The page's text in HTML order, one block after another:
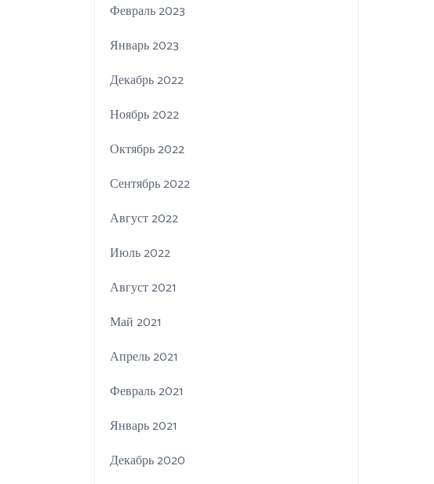
Февраль 2023
Январь 2023
Декабрь 2022
Ноябрь 2022
Октябрь 2022
Сентябрь 2022
Август 2022
Июль 2022
Август 2021
Май 2021
Апрель 2021
Февраль 2021
Январь 2021
Декабрь 2020